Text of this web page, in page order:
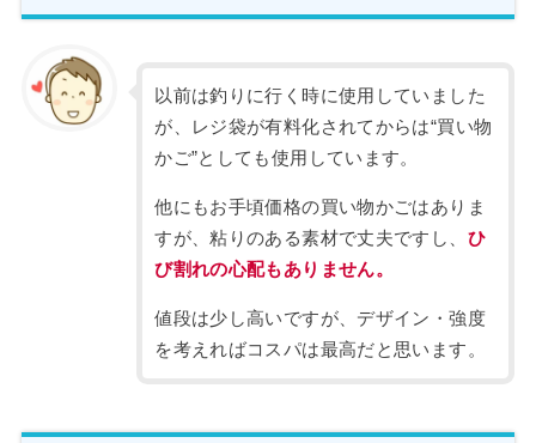
以前は釣りに行く時に使用していました
が、レジ袋が有料化されてからは“買い物
かご”としても使用しています。
他にもお手頃価格の買い物かごはありま
すが、粘りのある素材で丈夫ですし、 ひ
び割れの心配もありません。
値段は少し高いですが、デザイン・強度
を考えればコスパは最高だと思います。